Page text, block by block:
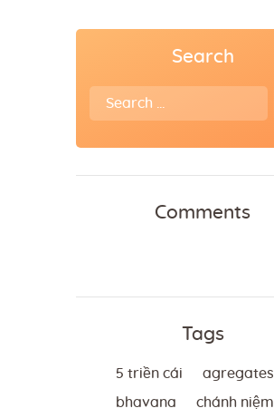
Search
Search
for:
Comments
Tags
5 triền cái agregates
bhavana chánh niệm